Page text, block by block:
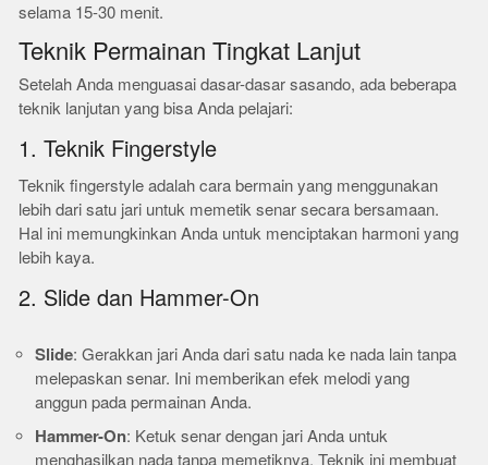
selama 15-30 menit.
Teknik Permainan Tingkat Lanjut
Setelah Anda menguasai dasar-dasar sasando, ada beberapa
teknik lanjutan yang bisa Anda pelajari:
1. Teknik Fingerstyle
Teknik fingerstyle adalah cara bermain yang menggunakan
lebih dari satu jari untuk memetik senar secara bersamaan.
Hal ini memungkinkan Anda untuk menciptakan harmoni yang
lebih kaya.
2. Slide dan Hammer-On
Slide: Gerakkan jari Anda dari satu nada ke nada lain tanpa
melepaskan senar. Ini memberikan efek melodi yang
anggun pada permainan Anda.
Hammer-On: Ketuk senar dengan jari Anda untuk
menghasilkan nada tanpa memetiknya. Teknik ini membuat